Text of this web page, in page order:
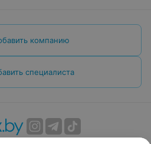
компанию
специалиста